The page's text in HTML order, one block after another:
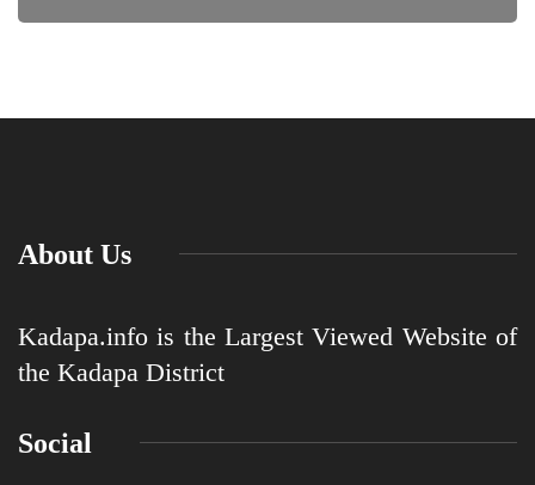
About Us
Kadapa.info is the Largest Viewed Website of
the Kadapa District
Social